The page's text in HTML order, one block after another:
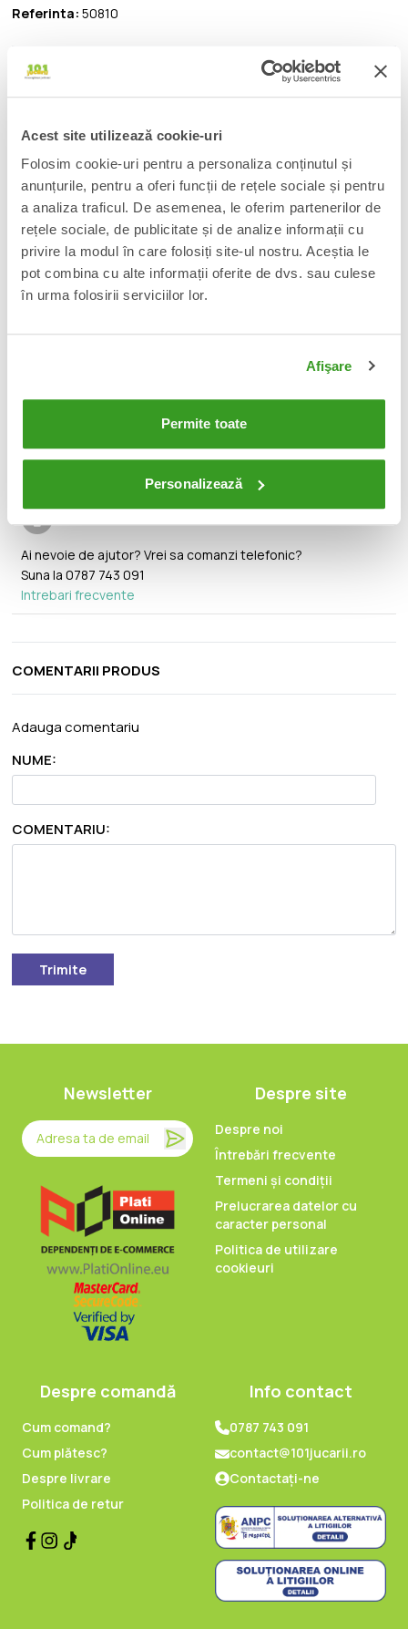
Acest site utilizează cookie-uri
Folosim cookie-uri pentru a personaliza conținutul și
anunțurile, pentru a oferi funcții de rețele sociale și pentru
a analiza traficul. De asemenea, le oferim partenerilor de
rețele sociale, de publicitate și de analize informații cu
privire la modul în care folosiți site-ul nostru. Aceștia le
pot combina cu alte informații oferite de dvs. sau culese
în urma folosirii serviciilor lor.
Afişare
Permite toate
Personalizează
Referinta: 50810
Fii client VIP la 101jucarii! Afla cum accesand
DESCRIERE
From Funko's popular 'POP!' series comes this vinyl figure. Each
figure stands approx. 9 cm tall and comes in a window box
packaging.
📦Acest produs este nou, sigilat si livrat in ambalajul
Orice produs poate fi returnat in 14 zile calendaristice
Transport gratuit pentru comenzi mai mari de 350 lei.
Ai nevoie de ajutor? Vrei sa comanzi telefonic?
Suna la0787 743 091
Intrebari frecvente
COMENTARII PRODUS
Adauga comentariu
NUME:
COMENTARIU:
Trimite
Newsletter Despre site
Despre noi
Întrebări frecvente
Termeni și condiții
Prelucrarea datelor cu
caracter personal
Politica de utilizare
cookieuri
Despre comandă
Cum comand?
Cum plătesc?
Despre livrare
Politica de retur
Info contact
0787 743 091
contact@101jucarii.ro
Contactați-ne